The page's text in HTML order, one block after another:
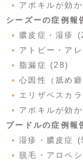
アポキルが効
シーズーの症例報
膿皮症・湿疹
アトピー・ア
脂漏症 (28)
心因性（舐め
エリザベスカ
アポキルが効
プードルの症例報
湿疹・膿皮症
脱毛・アロペ